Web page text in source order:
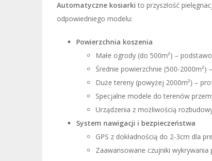
Automatyczne kosiarki to przyszłość
odpowiedniego modelu:
Powierzchnia koszenia
Małe ogrody (do 500m²) –
Średnie powierzchnie (500-2000m²)
Duże tereny (powyżej 2000m²) –
Specjalne modele do terenów
Urządzenia z możliwością
System nawigacji i bezpieczeństwa
GPS z dokładnością do 2-3cm dla
Zaawansowane czujniki wykrywania